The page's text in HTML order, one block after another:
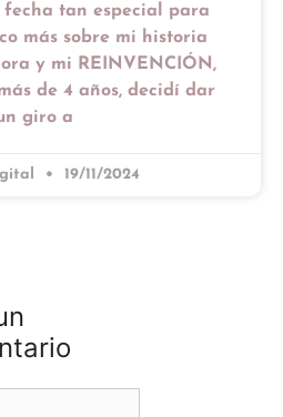
tan especial para
más sobre mi historia
y mi REINVENCIÓN,
de 4 años, decidí dar
giro a
19/11/2024